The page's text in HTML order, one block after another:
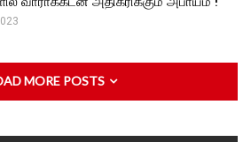
MORE POSTS